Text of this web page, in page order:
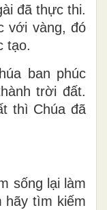
đã thực thi.
với vàng, đó
tạo.
ban phúc
trời đất.
thì Chúa đã
sống lại làm
hãy tìm kiếm